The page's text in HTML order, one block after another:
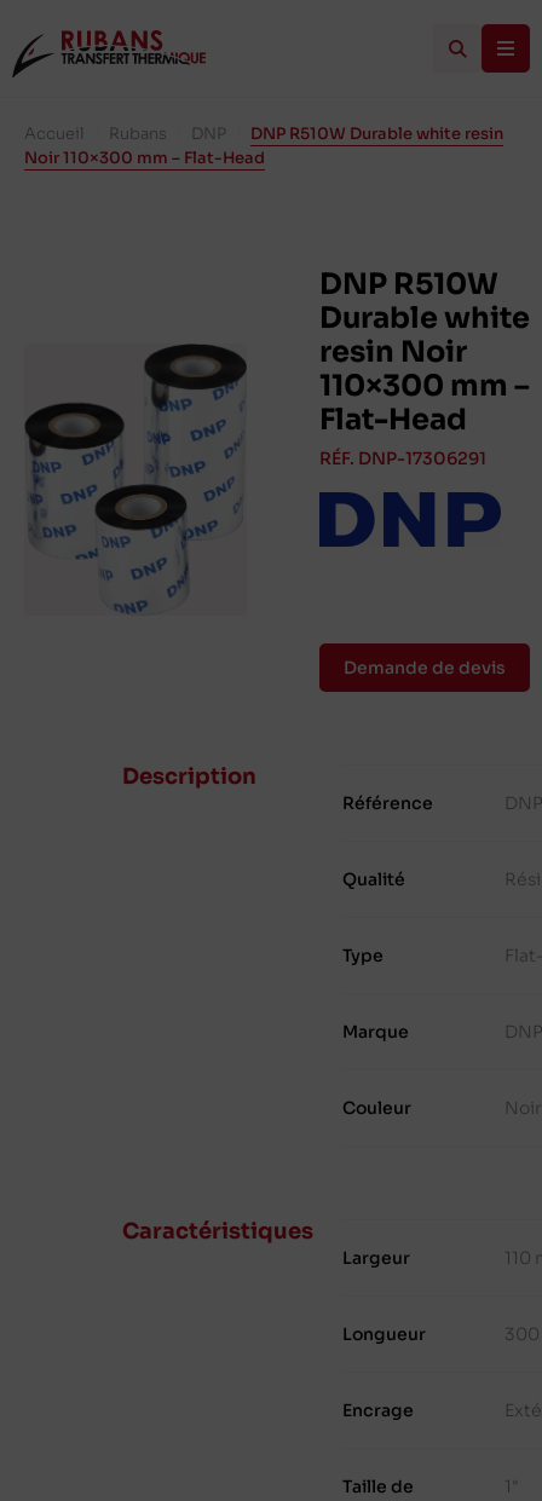
Accueil Rubans DNP
DNP R510W Durable white resin
Noir 110×300 mm – Flat-Head
DNP R510W
Durable white
resin Noir
110×300 mm –
Flat-Head
RÉF. DNP-17306291
Demande de devis
Description
Référence
Qualité
Type
Marque DNP
Couleur Noir
Caractéristiques
Largeur 110
Longueur 300
Encrage
Taille de
1"